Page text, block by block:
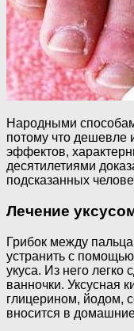
Народными
потому что дешевле
эффектов,
десятилетиями
подсказанных
Лечение
Грибок между
устранить с
укуса. Из него легко
ванночки. Уксусная
глицерином, йодом,
вносится в